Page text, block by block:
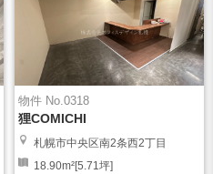
物件 No.0318
狸COMICHI
札幌市中央区南2条西2丁目
18.90m²[5.71坪]